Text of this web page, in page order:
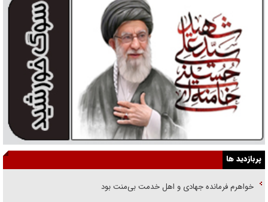
پربازدید ها
خواهرم فرمانده جهادی و اهل خدمت بی‌منت بود